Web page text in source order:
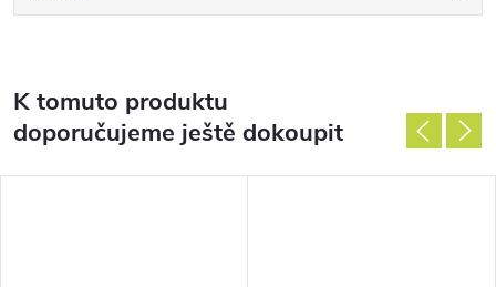
K tomuto produktu
doporučujeme ještě dokoupit